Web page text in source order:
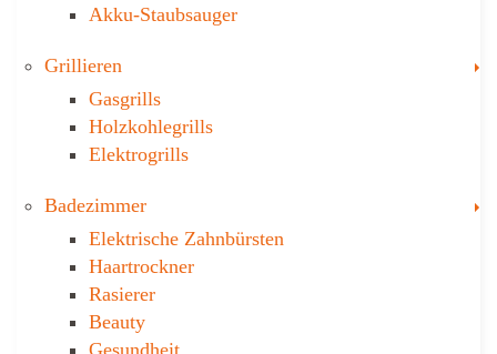
Akku-Staubsauger
Grillieren
Gasgrills
Holzkohlegrills
Elektrogrills
Badezimmer
Elektrische Zahnbürsten
Haartrockner
Rasierer
Beauty
Gesundheit